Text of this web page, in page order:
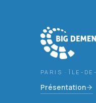
PARIS · ÎLE-
Présentation